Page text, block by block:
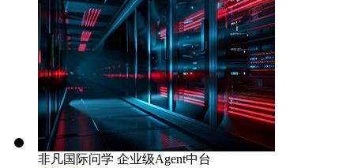
非凡国际问学 企业级Agent中台